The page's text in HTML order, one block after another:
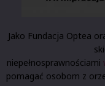
Jako Fundacja Optea
niepełnosprawnościami
pomagać osobom z